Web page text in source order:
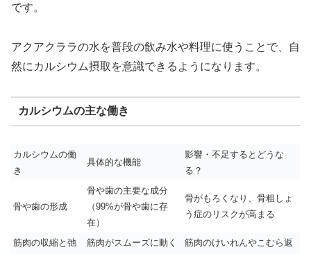
です。
アクアクララの水を普段の飲み水や料理に使うことで、自
然にカルシウム摂取を意識できるようになります。
カルシウムの主な働き
カルシウムの働
き
具体的な機能
影響・不足するとどうな
る？
骨や歯の形成
骨や歯の主要な成分
（99%が骨や歯に存
在）
骨がもろくなり、骨粗しょ
う症のリスクが高まる
筋肉の収縮と弛
筋肉がスムーズに動く
筋肉のけいれんやこむら返